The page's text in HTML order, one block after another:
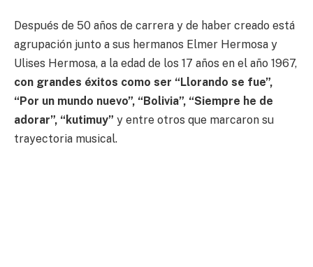
Después de 50 años de carrera y de haber creado está
agrupación junto a sus hermanos Elmer Hermosa y
Ulises Hermosa, a la edad de los 17 años en el año 1967,
con grandes éxitos como ser “Llorando se fue”,
“Por un mundo nuevo”, “Bolivia”, “Siempre he de
adorar”, “kutimuy” y entre otros que marcaron su
trayectoria musical.